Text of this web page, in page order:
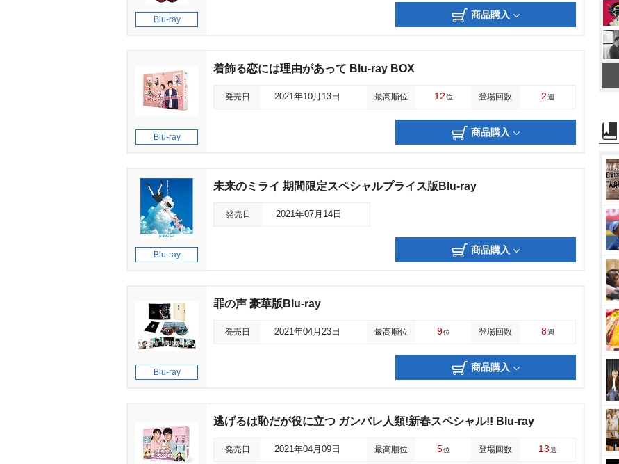
Blu-ray 商品購入
Blu-ray
着飾る恋には理由があって Blu-ray BOX
発売日 2021年10月13日 最高順位 12位 登場回数 2週
商品購入
Blu-ray
未来のミライ 期間限定スペシャルプライス版Blu-ray
発売日 2021年07月14日
商品購入
Blu-ray
罪の声 豪華版Blu-ray
発売日 2021年04月23日 最高順位 9位 登場回数 8週
商品購入
逃げるは恥だが役に立つ ガンバレ人類!新春スペシャル!! Blu-ray
発売日 2021年04月09日 最高順位 5位 登場回数 13週